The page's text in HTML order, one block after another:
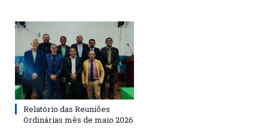
Relatório das Reuniões
Ordinárias mês de maio 2026